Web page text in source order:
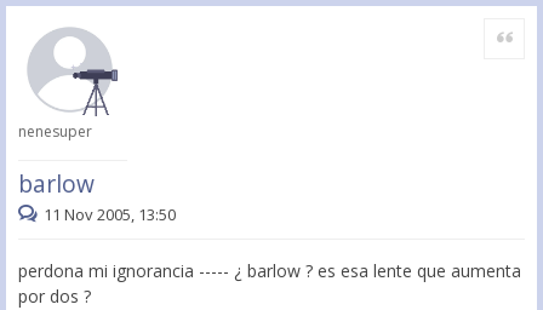
nenesuper
barlow
Citar
11 Nov 2005, 13:50
perdona mi ignorancia ----- ¿ barlow ? es esa lente que aumenta
por dos ?